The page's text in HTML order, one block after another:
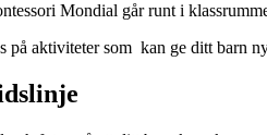
på aktiviteter som kan ge ditt barn